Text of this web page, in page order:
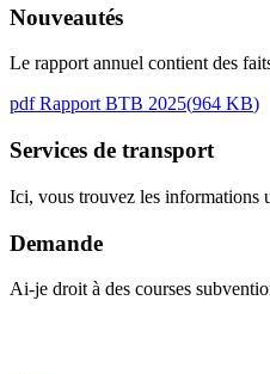
Nouveautés
Le rapport annuel contient des
pdfRapport BTB 2025(964 KB)
Services de transport
Ici, vous trouvez les informations
Demande
Ai-je droit à des courses